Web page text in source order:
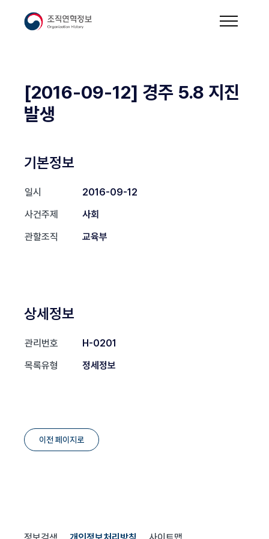
[2016-09-12] 경주 5.8 지진
발생
기본정보
일시
2016-09-12
사건주제
사회
관할조직
교육부
상세정보
관리번호
H-0201
목록유형
정세정보
이전 페이지로